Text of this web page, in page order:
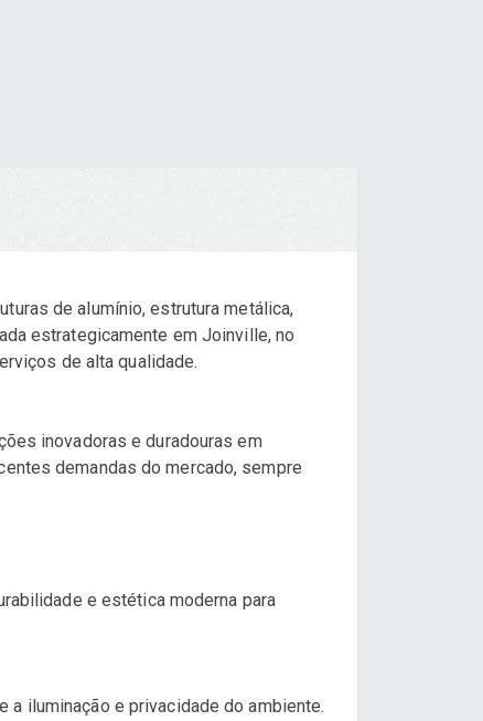
de alumínio, estrutura metálica,
estrategicamente em Joinville, no
de alta qualidade.
inovadoras e duradouras em
demandas do mercado, sempre
e estética moderna para
iluminação e privacidade do ambiente.